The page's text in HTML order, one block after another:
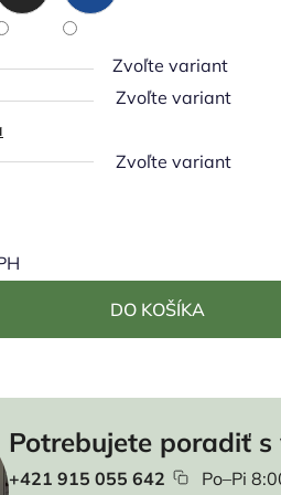
Zvoľte variant
Zvoľte variant
Zvoľte variant
DO KOŠÍKA
Potrebujete poradiť s
+421 915 055 642 Po–Pi